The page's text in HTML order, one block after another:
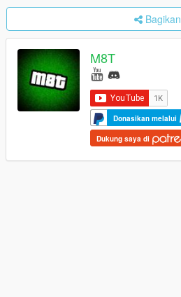
Bagikan
M8T
Donasikan melalui
Dukung saya di